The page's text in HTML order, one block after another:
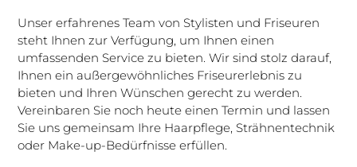
Unser erfahrenes Team von Stylisten und Friseuren
steht Ihnen zur Verfügung, um Ihnen einen
umfassenden Service zu bieten. Wir sind stolz darauf,
Ihnen ein außergewöhnliches Friseurerlebnis zu
bieten und Ihren Wünschen gerecht zu werden.
Vereinbaren Sie noch heute einen Termin und lassen
Sie uns gemeinsam Ihre Haarpflege, Strähnentechnik
oder Make-up-Bedürfnisse erfüllen.